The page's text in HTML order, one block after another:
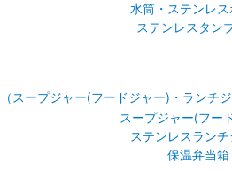
水筒・ステンレ
ステンレスタン
スープジャー(フードジャー)・ランチ
スープジャー(フー
ステンレスラン
保温弁当箱